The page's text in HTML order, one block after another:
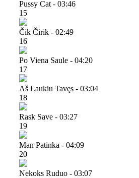
Pussy Cat - 03:46
15
Čik Čirik - 02:49
16
Po Viena Saule - 04:20
17
Aš Laukiu Tavęs - 03:04
18
Rask Save - 03:27
19
Man Patinka - 04:09
20
Nekoks Ruduo - 03:07